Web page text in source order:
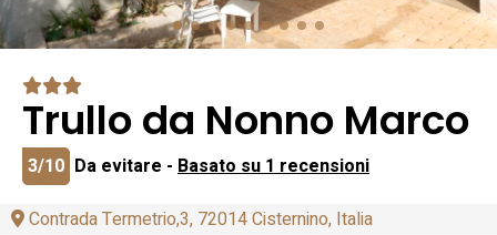
Trullo da Nonno Marco
3/10 Da evitare - Basato su 1 recensioni
Contrada Termetrio,3, 72014 Cisternino, Italia